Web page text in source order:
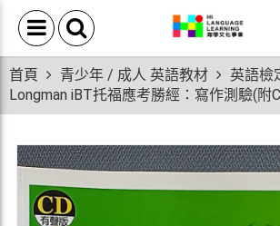
首頁 青少年 / 成人 英語教材
英語檢
Longman iBT托福應考勝經：寫作測驗(附